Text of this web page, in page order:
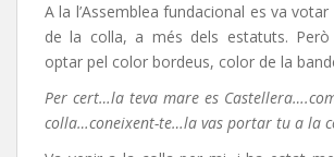
A la l’Assemblea fundacional es va votar
de la colla, a més dels estatuts.
optar pel color bordeus, color de la
Per cert…la teva mare es
colla…coneixent-te…la vas portar tu a la